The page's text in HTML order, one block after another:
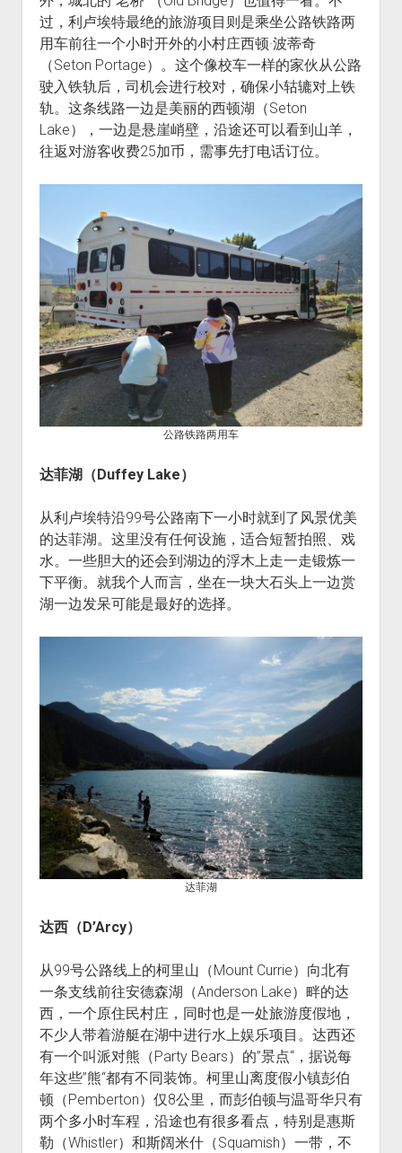
过，利卢埃特最绝的旅游项目则是乘坐公路铁路两
用车前往一个小时开外的小村庄西顿·波蒂奇
（Seton Portage）。这个像校车一样的家伙从公路
驶入铁轨后，司机会进行校对，确保小轱辘对上铁
轨。这条线路一边是美丽的西顿湖（Seton
Lake），一边是悬崖峭壁，沿途还可以看到山羊，
往返对游客收费25加币，需事先打电话订位。
公路铁路两用车
达菲湖（Duffey Lake）
从利卢埃特沿99号公路南下一小时就到了风景优美
的达菲湖。这里没有任何设施，适合短暂拍照、戏
水。一些胆大的还会到湖边的浮木上走一走锻炼一
下平衡。就我个人而言，坐在一块大石头上一边赏
湖一边发呆可能是最好的选择。
达菲湖
达西（D’Arcy）
从99号公路线上的柯里山（Mount Currie）向北有
一条支线前往安德森湖（Anderson Lake）畔的达
西，一个原住民村庄，同时也是一处旅游度假地，
不少人带着游艇在湖中进行水上娱乐项目。达西还
有一个叫派对熊（Party Bears）的”景点“，据说每
年这些”熊“都有不同装饰。柯里山离度假小镇彭伯
顿（Pemberton）仅8公里，而彭伯顿与温哥华只有
两个多小时车程，沿途也有很多看点，特别是惠斯
勒（Whistler）和斯阔米什（Squamish）一带，不